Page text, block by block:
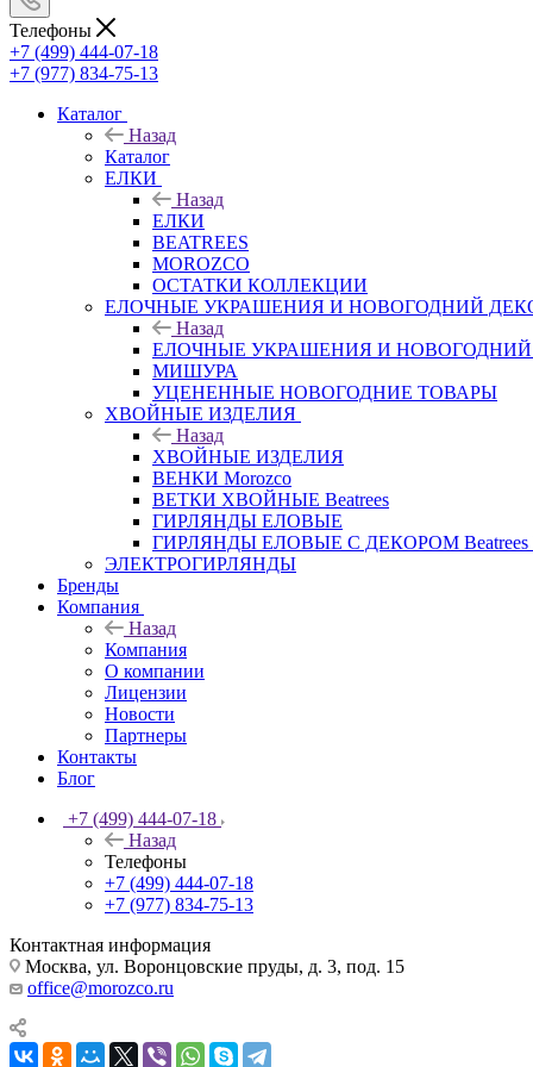
Телефоны
+7 (499) 444-07-18
+7 (977) 834-75-13
Каталог
Назад
Каталог
ЕЛКИ
Назад
ЕЛКИ
BEATREES
MOROZCO
ОСТАТКИ КОЛЛЕКЦИИ
ЕЛОЧНЫЕ УКРАШЕНИЯ И НОВОГОДНИЙ
Назад
ЕЛОЧНЫЕ УКРАШЕНИЯ И НОВОГОДНИЙ
МИШУРА
УЦЕНЕННЫЕ НОВОГОДНИЕ ТОВАРЫ
ХВОЙНЫЕ ИЗДЕЛИЯ
Назад
ХВОЙНЫЕ ИЗДЕЛИЯ
ВЕНКИ Morozco
ВЕТКИ ХВОЙНЫЕ Beatrees
ГИРЛЯНДЫ ЕЛОВЫЕ
ГИРЛЯНДЫ ЕЛОВЫЕ С ДЕКОРОМ Beatrees
ЭЛЕКТРОГИРЛЯНДЫ
Бренды
Компания
Назад
Компания
О компании
Лицензии
Новости
Партнеры
Контакты
Блог
+7 (499) 444-07-18
Назад
Телефоны
+7 (499) 444-07-18
+7 (977) 834-75-13
Контактная информация
Москва, ул. Воронцовские пруды, д. 3, под. 15
office@morozco.ru